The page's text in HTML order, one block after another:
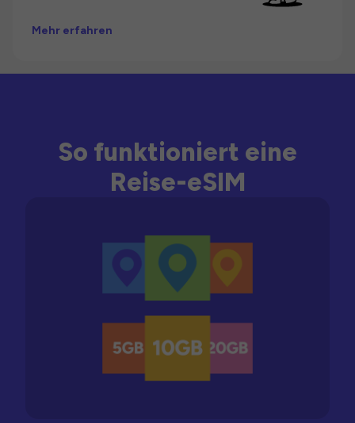
Mehr erfahren
So funktioniert eine
Reise-eSIM